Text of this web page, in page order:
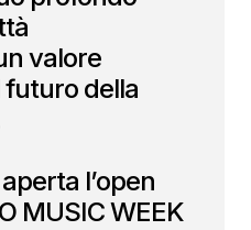
valore
della
l’open
MUSIC WEEK